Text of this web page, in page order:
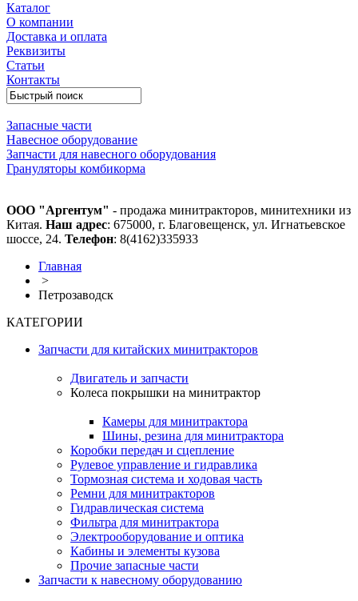
Каталог
О компании
Доставка и оплата
Реквизиты
Статьи
Контакты
Запасные части
Навесное оборудование
Запчасти для навесного оборудования
Грануляторы комбикорма
ООО "Аргентум" - продажа минитракторов, минитехники из
Китая. Наш адрес: 675000, г. Благовещенск, ул. Игнатьевское
шоссе, 24. Телефон: 8(4162)335933
Главная
>
Петрозаводск
КАТЕГОРИИ
Запчасти для китайских минитракторов
Двигатель и запчасти
Колеса покрышки на минитрактор
Камеры для минитрактора
Шины, резина для минитрактора
Коробки передач и сцепление
Рулевое управление и гидравлика
Тормозная система и ходовая часть
Ремни для минитракторов
Гидравлическая система
Фильтра для минитрактора
Электрооборудование и оптика
Кабины и элементы кузова
Прочие запасные части
Запчасти к навесному оборудованию